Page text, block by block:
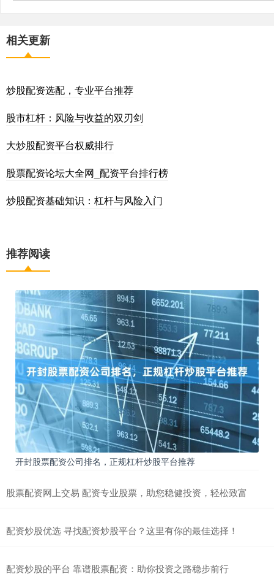
相关更新
炒股配资选配，专业平台推荐
股市杠杆：风险与收益的双刃剑
大炒股配资平台权威排行
股票配资论坛大全网_配资平台排行榜
炒股配资基础知识：杠杆与风险入门
推荐阅读
开封股票配资公司排名，正规杠杆炒股平台推荐
股票配资网上交易 配资专业股票，助您稳健投资，轻松致富
配资炒股优选 寻找配资炒股平台？这里有你的最佳选择！
配资炒股的平台 靠谱股票配资：助你投资之路稳步前行